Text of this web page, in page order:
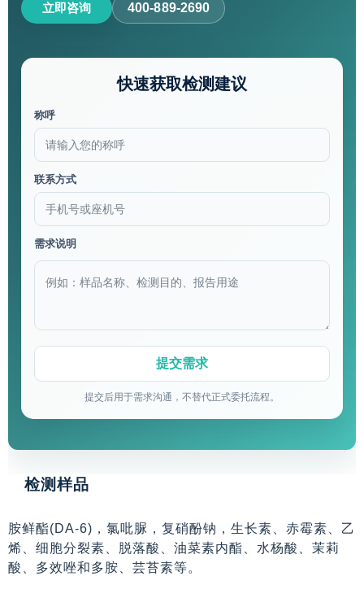
立即咨询 400-889-2690
快速获取检测建议
称呼
联系方式
需求说明
提交后用于需求沟通，不替代正式委托流程。
检测样品
胺鲜酯(DA-6)，氯吡脲，复硝酚钠，生长素、赤霉素、乙
烯、细胞分裂素、脱落酸、油菜素内酯、水杨酸、茉莉
酸、多效唑和多胺、芸苔素等。